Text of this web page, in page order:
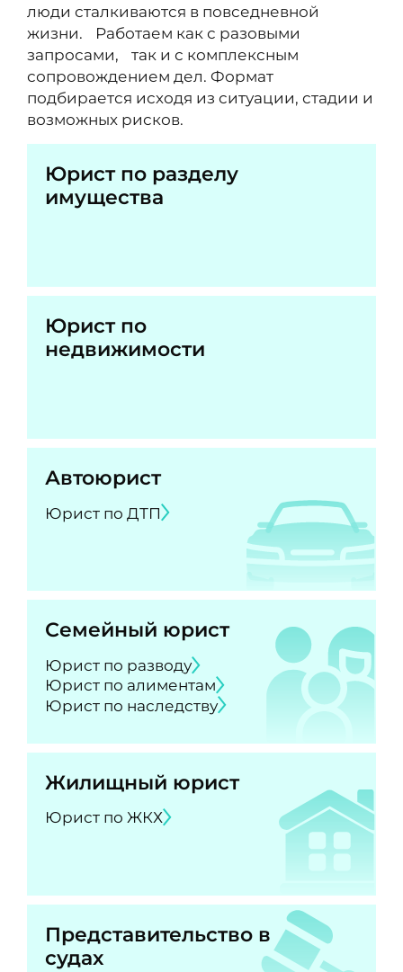
люди сталкиваются в повседневной
жизни. Работаем как с разовыми
запросами, так и с комплексным
сопровождением дел. Формат
подбирается исходя из ситуации, стадии и
возможных рисков.
Юрист по разделу
имущества
Юрист по
недвижимости
Автоюрист
Юрист по ДТП
Семейный юрист
Юрист по разводу
Юрист по алиментам
Юрист по наследству
Жилищный юрист
Юрист по ЖКХ
Представительство в
судах